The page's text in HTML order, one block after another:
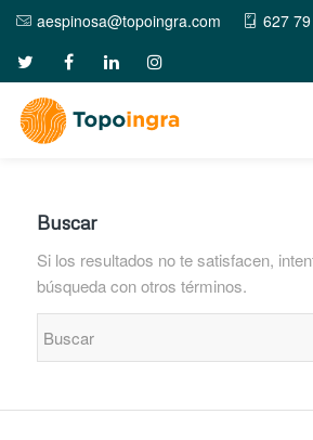
aespinosa@topoingra.com 627
Buscar
Si los resultados no te satisfacen,
búsqueda con otros términos.